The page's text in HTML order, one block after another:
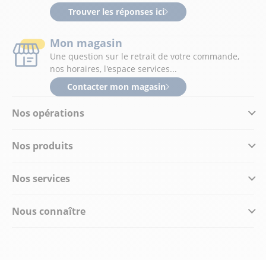
Nos opérations
Nos produits
Nos services
Nous connaître
Trouver les réponses ici
Mon magasin
Une question sur le retrait de votre commande,
nos horaires, l'espace services...
Contacter mon magasin